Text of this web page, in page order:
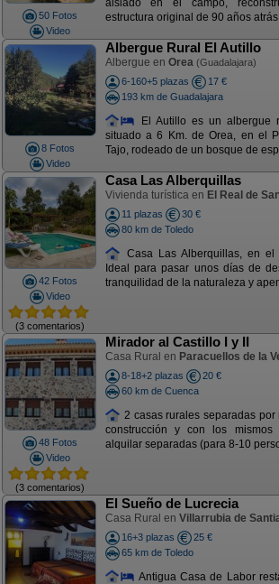
50 Fotos
Video
aislado en el campo,
estructura original de 90 años
8 Fotos
Video
Albergue Rural El Autillo
Albergue en Orea (Guadalajara)
6-160+5 plazas
17 €
193 km de Guadalajara
El Autillo es un albergue
situado a 6 Km. de Orea, en el
Tajo, rodeado de un bosque de
42 Fotos
Video
(3 comentarios)
Casa Las Alberquillas
Vivienda turística en El Real de
11 plazas
30 €
80 km de Toledo
Casa Las Alberquillas, en el
Ideal para pasar unos días de
tranquilidad de la naturaleza y
48 Fotos
Video
(3 comentarios)
Mirador al Castillo I y II
Casa Rural en Paracuellos de la
8-18+2 plazas
20 €
60 km de Cuenca
2 casas rurales separadas
construcción y con los mismos
alquilar separadas (para 8-10
El Sueño de Lucrecia
Casa Rural en Villarrubia de
16+3 plazas
25 €
65 km de Toledo
Antigua Casa de Labor